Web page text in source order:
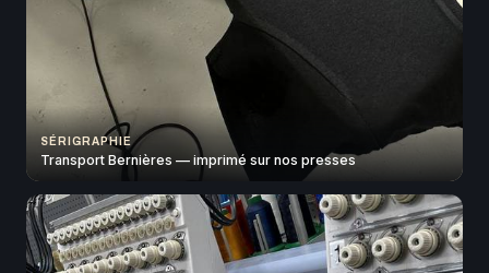
SÉRIGRAPHIE
Transport Bernières — imprimé sur nos presses